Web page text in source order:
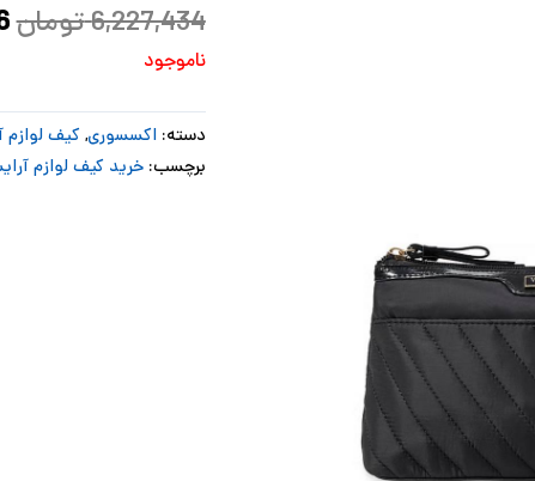
6,227,434تومان
ناموجود
دسته: اکسسوری, کیف لوازم
برچسب: خرید کیف لوازم